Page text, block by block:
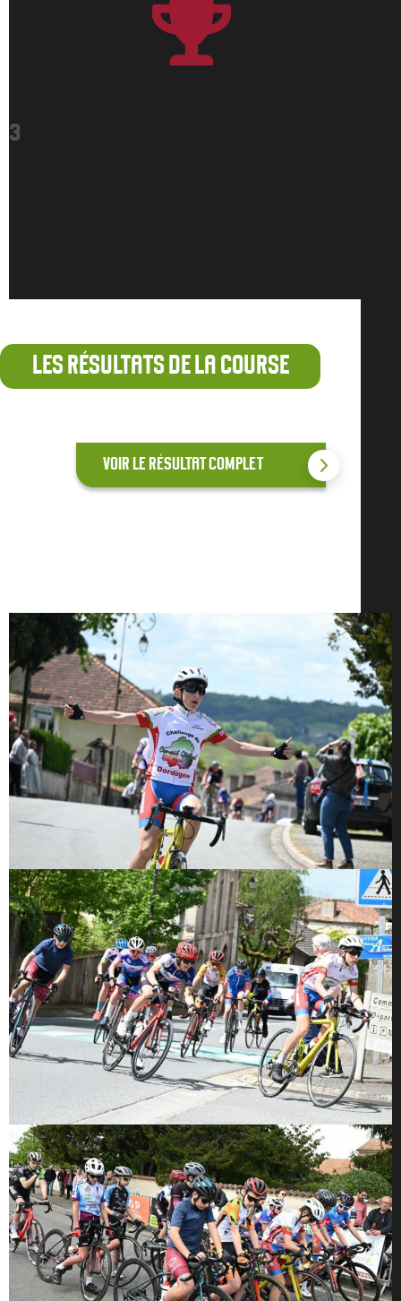
3
LES RÉSULTATS DE LA COURSE
VOIR LE RÉSULTAT COMPLET